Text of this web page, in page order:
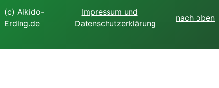
(c) Aikido-
Erding.de
Impressum und
Datenschutzerklärung
nach oben